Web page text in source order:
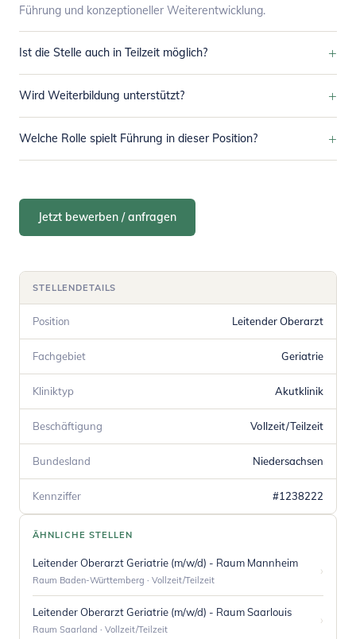
Führung und konzeptioneller Weiterentwicklung.
Ist die Stelle auch in Teilzeit möglich? +
Wird Weiterbildung unterstützt? +
Welche Rolle spielt Führung in dieser Position? +
Jetzt bewerben / anfragen
STELLENDETAILS
Position Leitender Oberarzt
Fachgebiet Geriatrie
Kliniktyp Akutklinik
Beschäftigung Vollzeit/Teilzeit
Bundesland Niedersachsen
Kennziffer #1238222
ÄHNLICHE STELLEN
Leitender Oberarzt Geriatrie (m/w/d) - Raum Mannheim
Raum Baden-Württemberg · Vollzeit/Teilzeit
›
Leitender Oberarzt Geriatrie (m/w/d) - Raum Saarlouis
Raum Saarland · Vollzeit/Teilzeit
›